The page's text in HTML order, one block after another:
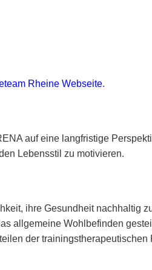
Rheine Webseite.
auf eine langfristige
Lebensstil zu motivieren.
ihre Gesundheit nachhaltig
allgemeine Wohlbefinden
der